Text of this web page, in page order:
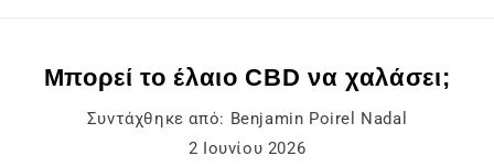
Μπορεί το έλαιο CBD να χαλάσει;
Συντάχθηκε από: Benjamin Poirel Nadal
2 Ιουνίου 2026